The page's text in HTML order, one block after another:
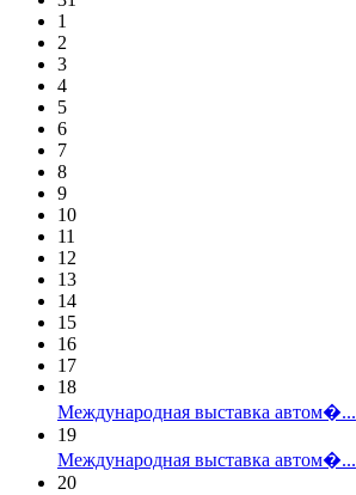
1
2
3
4
5
6
7
8
9
10
11
12
13
14
15
16
17
18
Международная выставка автом�...
19
Международная выставка автом�...
20